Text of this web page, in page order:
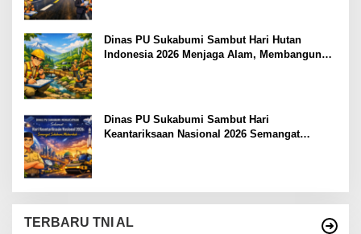
Dinas PU Sukabumi Sambut Hari Hutan
Indonesia 2026 Menjaga Alam, Membangun
Dinas PU Sukabumi Sambut Hari
Keantariksaan Nasional 2026 Semangat
TERBARU TNI AL